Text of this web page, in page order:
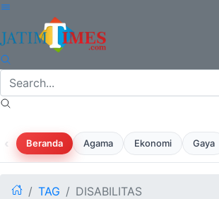
‹ Beranda Agama Ekonomi Gaya
TAG DISABILITAS